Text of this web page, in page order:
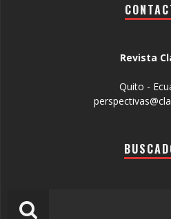
Revista
Quito -